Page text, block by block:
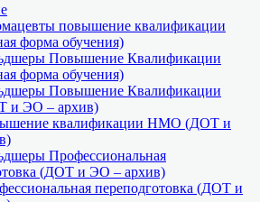
повышение квалификации
форма обучения)
Повышение Квалификации
форма обучения)
Повышение Квалификации
ЭО – архив)
квалификации НМО (ДОТ и
Профессиональная
(ДОТ и ЭО – архив)
переподготовка (ДОТ и